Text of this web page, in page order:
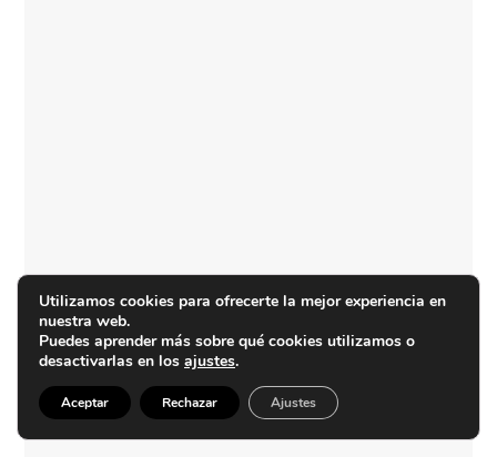
Utilizamos cookies para ofrecerte la mejor experiencia en
nuestra web.
Puedes aprender más sobre qué cookies utilizamos o
desactivarlas en los ajustes.
Aceptar Rechazar Ajustes